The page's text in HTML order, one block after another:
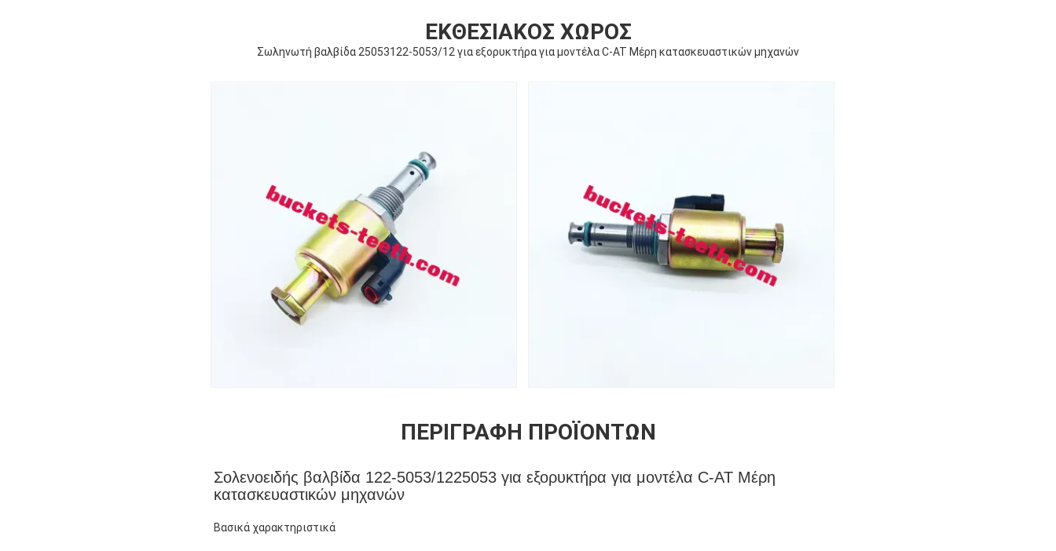
ΕΚΘΕΣΙΑΚΌΣ ΧΏΡΟΣ
Σωληνωτή βαλβίδα 25053122-5053/12 για εξορυκτήρα για μοντέλα C-AT Μέρη κατασκευαστικών μηχανών
ΠΕΡΙΓΡΑΦΉ ΠΡΟΪΌΝΤΩΝ
Σολενοειδής βαλβίδα 122-5053/1225053 για εξορυκτήρα για μοντέλα C-AT Μέρη
κατασκευαστικών μηχανών
Βασικά χαρακτηριστικά